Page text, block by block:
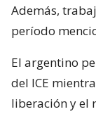
Además,
período
El argentino
del ICE
liberación y el